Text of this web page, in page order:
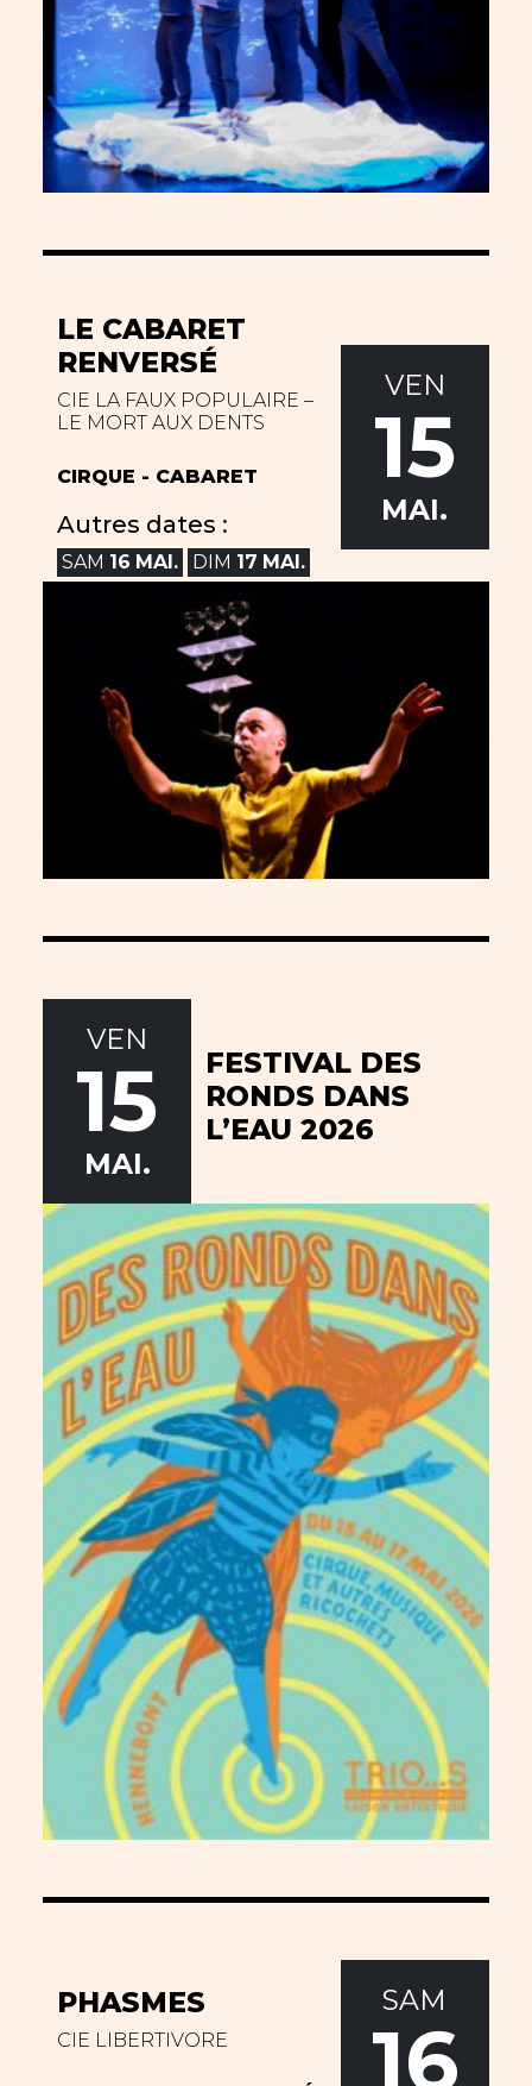
LE CABARET
RENVERSÉ
CIE LA FAUX POPULAIRE –
LE MORT AUX DENTS
CIRQUE - CABARET
Autres dates :
SAM 16 MAI. DIM 17 MAI.
VEN
15
MAI.
FESTIVAL DES
RONDS DANS
L’EAU 2026
VEN
15
MAI.
PHASMES
CIE LIBERTIVORE
SAM
16